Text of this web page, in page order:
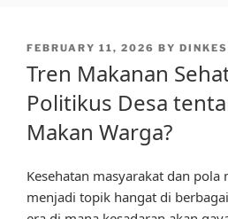
POSTED
FEBRUARY 11, 2026 BY
Tren Makanan
Politikus Desa
Makan Warga?
Kesehatan masyarakat dan pola
menjadi topik hangat di